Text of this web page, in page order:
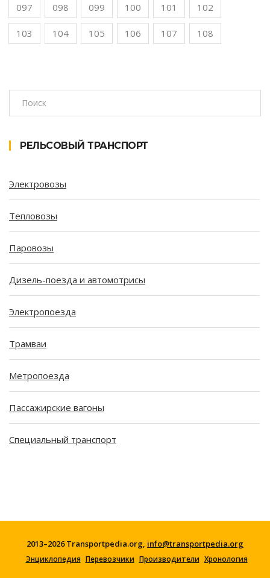
097 098 099 100 101 102
103 104 105 106 107 108
РЕЛЬСОВЫЙ ТРАНСПОРТ
Электровозы
Тепловозы
Паровозы
Дизель-поезда и автомотрисы
Электропоезда
Трамваи
Метропоезда
Пассажирские вагоны
Специальный транспорт
2013–2026 Transportpedia.org, info@transportpedia.org
Энциклопедия Перевозчики Производители Хронология